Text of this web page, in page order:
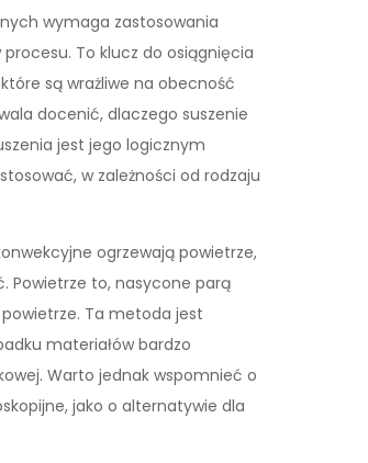
wymaga zastosowania
To klucz do osiągnięcia
są wrażliwe na obecność
docenić, dlaczego suszenie
jest jego logicznym
w zależności od rodzaju
ogrzewają powietrze,
Powietrze to, nasycone parą
Ta metoda jest
materiałów bardzo
Warto jednak wspomnieć o
jako o alternatywie dla